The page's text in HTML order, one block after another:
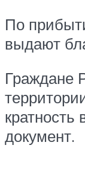
По
выдают
Граждане
документ.